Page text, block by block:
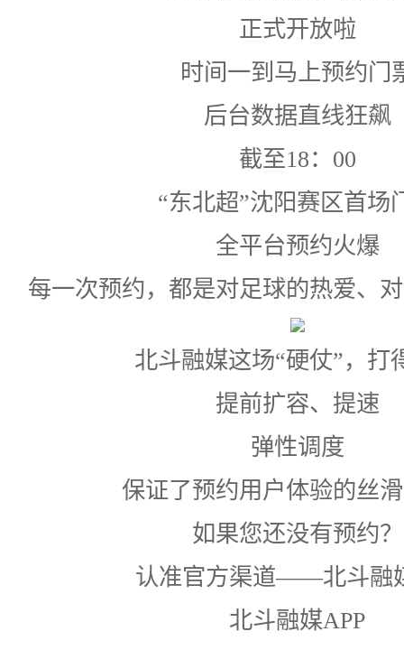
正式开放啦
时间一到马上预约门
后台数据直线狂飙
截至18：00
“东北超”沈阳赛区首场
全平台预约火爆
每一次预约，都是对足球的热爱、
北斗融媒这场“硬仗”，打
提前扩容、提速
弹性调度
保证了预约用户体验的丝
如果您还没有预约？
认准官方渠道——北斗融
北斗融媒APP